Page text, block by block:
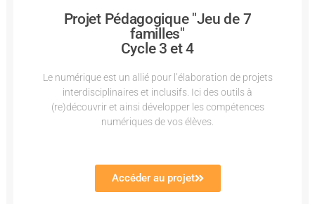
Projet Pédagogique "Jeu de 7
familles"
Cycle 3 et 4
Le numérique est un allié pour l’élaboration de projets
interdisciplinaires et inclusifs. Ici des outils à
(re)découvrir et ainsi développer les compétences
numériques de vos élèves.
Accéder au projet